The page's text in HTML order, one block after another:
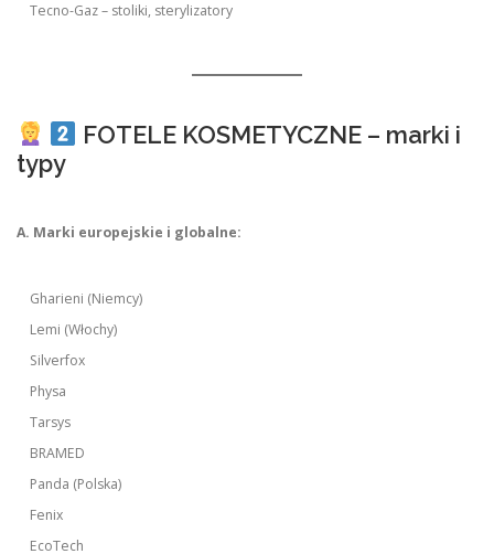
Tecno-Gaz – stoliki, sterylizatory
FOTELE KOSMETYCZNE – marki i
typy
A. Marki europejskie i globalne:
Gharieni (Niemcy)
Lemi (Włochy)
Silverfox
Physa
Tarsys
BRAMED
Panda (Polska)
Fenix
EcoTech